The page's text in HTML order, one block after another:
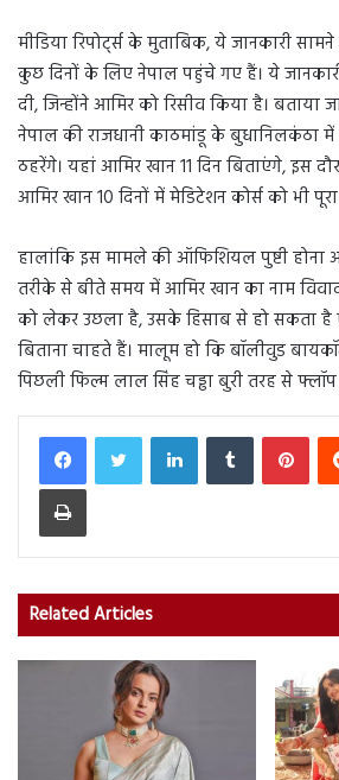
मीडिया रिपोर्ट्स के मुताबिक, ये जानकारी
कुछ दिनों के लिए नेपाल पहुंचे गए हैं। ये
दी, जिन्होंने आमिर को रिसीव किया है। बताया
नेपाल की राजधानी काठमांडू के बुधानिलकंठा
ठहरेंगे। यहां आमिर खान 11 दिन बिताएंगे, इस
आमिर खान 10 दिनों में मेडिटेशन कोर्स को भी
हालांकि इस मामले की ऑफिशियल पुष्टी होना
तरीके से बीते समय में आमिर खान का नाम
को लेकर उछला है, उसके हिसाब से हो सकता
बिताना चाहते हैं। मालूम हो कि बॉलीवुड
पिछली फिल्म लाल सिंह चड्ढा बुरी तरह से
LinkedInTumblr
Print
Related Articles